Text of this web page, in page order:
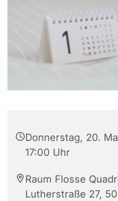
Donnerstag, 20.
17:00 Uhr
Raum Flosse
Lutherstraße 27,